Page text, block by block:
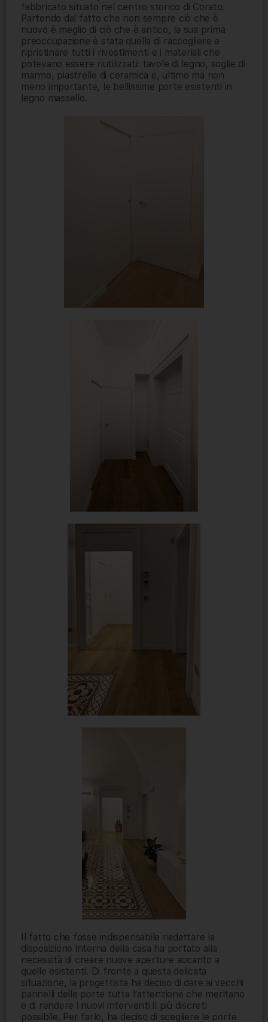
fabbricato situato nel centro storico di Corato.
Partendo dal fatto che non sempre ciò che è
nuovo è meglio di ciò che è antico, la sua prima
preoccupazione è stata quella di raccogliere e
ripristinare tutti i rivestimenti e i materiali che
potevano essere riutilizzati: tavole di legno, soglie di
marmo, piastrelle di ceramica e, ultimo ma non
meno importante, le bellissime porte esistenti in
legno massello.
Il fatto che fosse indispensabile riadattare la
disposizione interna della casa ha portato alla
necessità di creare nuove aperture accanto a
quelle esistenti. Di fronte a questa delicata
situazione, la progettista ha deciso di dare ai vecchi
pannelli delle porte tutta l’attenzione che meritano
e di rendere i nuovi interventi il più discreti
possibile. Per farlo, ha deciso di scegliere le porte